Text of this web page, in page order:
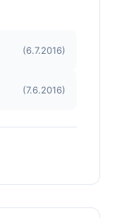
(6.7.2016)
(7.6.2016)